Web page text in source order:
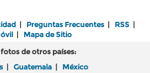
| Preguntas Frecuentes | RSS |
| Mapa de Sitio
fotos de otros países:
| Guatemala | México